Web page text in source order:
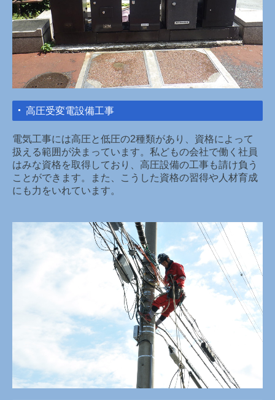
高圧受変電設備工事
電気工事には高圧と低圧の2種類があり、資格によって
扱える範囲が決まっています。私どもの会社で働く社員
はみな資格を取得しており、高圧設備の工事も請け負う
ことができます。また、こうした資格の習得や人材育成
にも力をいれています。